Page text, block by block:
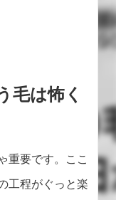
毛は怖く
重要です。ここ
工程がぐっと楽